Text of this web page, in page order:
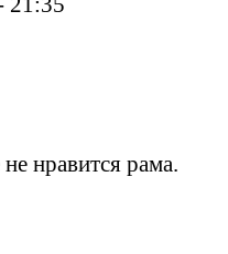
нравится рама.